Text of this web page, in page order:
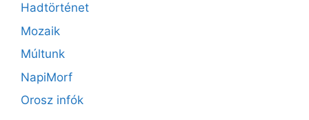
Hadtörténet
Mozaik
Múltunk
NapiMorf
Orosz infók